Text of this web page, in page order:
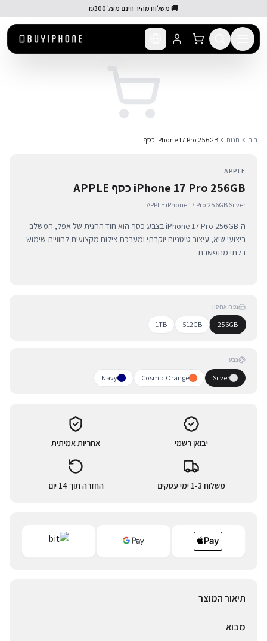
🚚 משלוח מהיר חינם מעל ₪300
בית חנות iPhone 17 Pro 256GB כסף
APPLE
iPhone 17 Pro 256GB כסף APPLE
APPLE iPhone 17 Pro 256GB Silver
ה-iPhone 17 Pro 256GB בצבע כסף הוא חוד החנית של אפל, המשלב
ביצועי שיא, עיצוב טיטניום יוקרתי ומערכת צילום מקצועית לחוויית שימוש
בלתי מתפשרת.
נפח אחסון
256GB
512GB
1TB
צבע
Silver
Cosmic Orange
Navy
יבואן רשמי אחריות אמיתית
משלוח 1-3 ימי עסקים החזרה תוך 14 יום
תיאור המוצר
מבוא